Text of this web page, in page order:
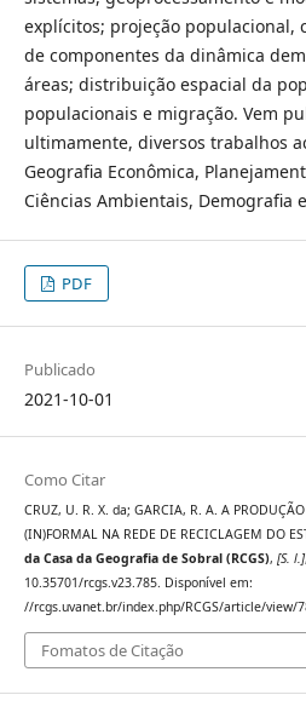
explícitos; projeção populacional,
de componentes da dinâmica
áreas; distribuição espacial da
populacionais e migração. Vem
ultimamente, diversos trabalhos
Geografia Econômica,
Ciências Ambientais, Demografia
PDF
Publicado
2021-10-01
Como Citar
CRUZ, U. R. X. da; GARCIA, R. A. A
(IN)FORMAL NA REDE DE RECICLAGEM DO
da Casa da Geografia de Sobral (RCGS), [S. l.]
10.35701/rcgs.v23.785. Disponível em:
//rcgs.uvanet.br/index.php/RCGS/article/view/
Fomatos de Citação